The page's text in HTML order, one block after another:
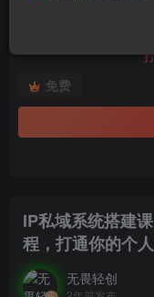
此内容为付费阅读，请
免费
IP私域系统搭建
程，打通你的个
无畏轻创